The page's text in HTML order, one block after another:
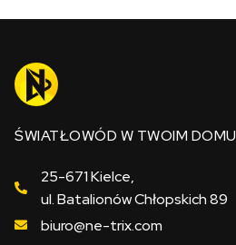
ŚWIATŁOWÓD W TWOIM DOMU
25-671 Kielce,
ul. Batalionów Chłopskich 89
biuro@ne-trix.com